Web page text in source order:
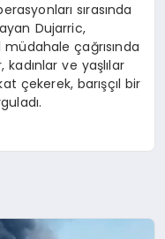
sırasında
Dujarric,
çağrısında
ve yaşlılar
çekerek, barışçıl bir